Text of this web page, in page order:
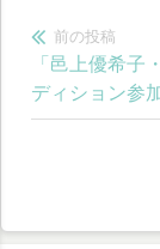
投
稿
ナ
前の投稿
前
の
投
「邑上優希
ディション参